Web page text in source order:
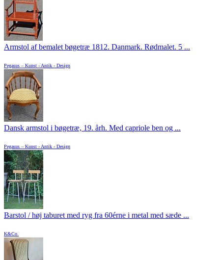
Armstol af bemalet bøgetræ 1812. Danmark. Rødmalet. 5 ...
Pegasus – Kunst - Antik - Design
Dansk armstol i bøgetræ, 19. årh. Med capriole ben og ...
Pegasus – Kunst - Antik - Design
Barstol / høj taburet med ryg fra 60érne i metal med sæde ...
K&Co.